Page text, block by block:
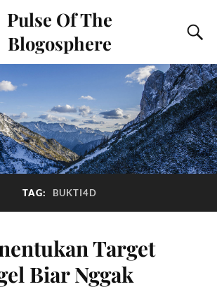
Pulse Of The
Blogosphere
TAG: BUKTI4D
Target
Biar Nggak